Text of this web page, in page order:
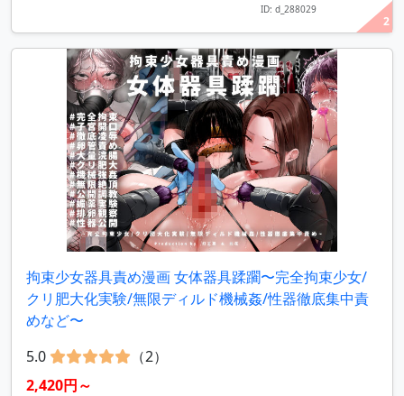
2
ID: d_288029
拘束少女器具責め漫画 女体器具蹂躙〜完全拘束少女/
クリ肥大化実験/無限ディルド機械姦/性器徹底集中責
めなど〜
5.0
（2）
2,420円～